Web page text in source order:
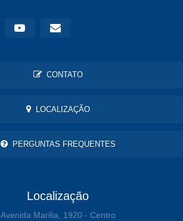
CONTATO
LOCALIZAÇÃO
PERGUNTAS FREQUENTES
Localização
Avenida Marilia, 1920 - Centro